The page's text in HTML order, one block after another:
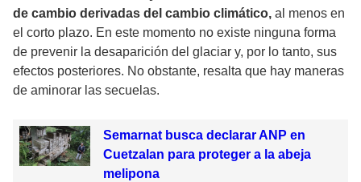
de cambio derivadas del cambio climático, al menos en
el corto plazo. En este momento no existe ninguna forma
de prevenir la desaparición del glaciar y, por lo tanto, sus
efectos posteriores. No obstante, resalta que hay maneras
de aminorar las secuelas.
Semarnat busca declarar ANP en
Cuetzalan para proteger a la abeja
melipona